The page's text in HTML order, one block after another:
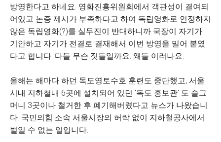
방영한다고 하네요. 영화진흥위원회에서 객관성이 결여되
어있고 논증 제시가 부족하다고 하여 독립영화로 인정하지
않은 독립영화(?)를 실무진이 반대하니까 국장이 자기가
기안하고 자기가 전결로 결재해서 이번 방영을 밀어 붙였
다고 합니다. 다들 무슨 짓들일까요. 왜들 이러나요.
올해는 해마다 하던 독도영토수호 훈련도 중단했고, 서울
시내 지하철내 6곳에 설치되어 있던 '독도 홍보관' 도 슬그
머니 3곳이나 철거한 후 폐기해버렸다고 뉴스가 나왔습니
다. 국민의힘 소속 서울시장의 허락 없이 지하철공사에서
벌일 수 없는 일입니다.